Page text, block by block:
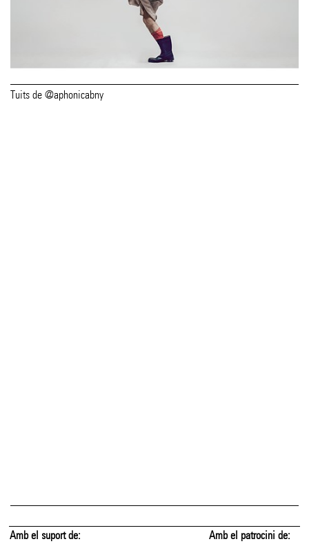
Tuits de @aphonicabny
Amb el suport de: Amb el patrocini de: